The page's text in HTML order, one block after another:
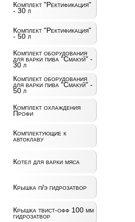
Комплект "Ректификация"
- 30 л
Комплект "Ректификация"
- 50 л
Комплект оборудования
для варки пива "Смакуй" -
30 л
Комплект оборудования
для варки пива "Смакуй" -
50 л
Комплект охлаждения
Профи
Комплектующие к
автоклаву
Котел для варки мяса
Крышка п/э гидрозатвор
Крышка твист-офф 100 мм
гидрозатвор